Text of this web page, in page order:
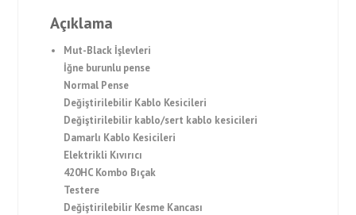
Açıklama
Mut-Black İşlevleri
İğne burunlu pense
Normal Pense
Değiştirilebilir Kablo Kesicileri
Değiştirilebilir kablo/sert kablo kesicileri
Damarlı Kablo Kesicileri
Elektrikli Kıvırıcı
420HC Kombo Bıçak
Testere
Değiştirilebilir Kesme Kancası